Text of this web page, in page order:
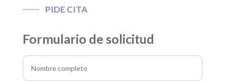
PIDE CITA
Formulario de solicitud